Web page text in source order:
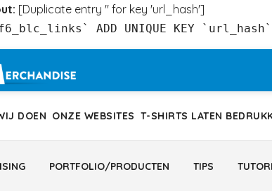
[Duplicate entry '' for key 'url_hash']
ADD UNIQUE KEY
DOEN ONZE WEBSITES T-SHIRTS LATEN
PORTFOLIO/PRODUCTEN TIPS